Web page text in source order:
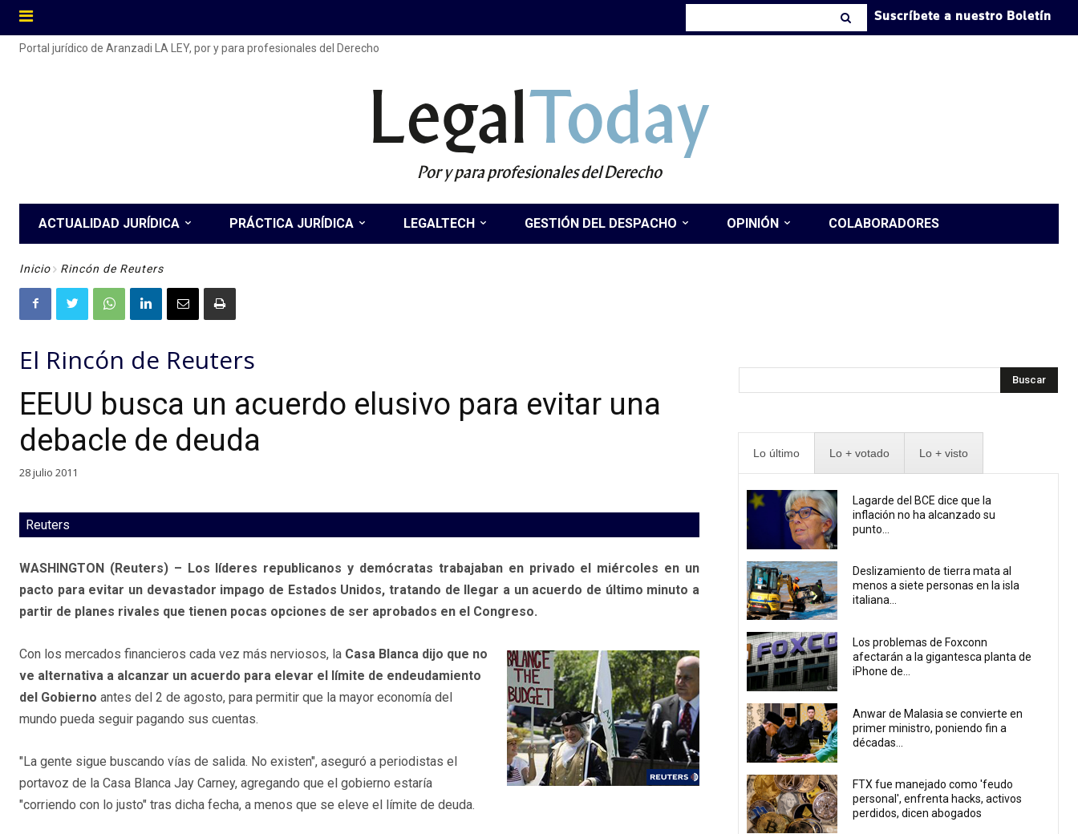
Suscríbete a nuestro Boletín
Portal jurídico de Aranzadi LA LEY, por y para profesionales del Derecho
LegalToday
Por y para profesionales del Derecho
ACTUALIDAD JURÍDICA PRÁCTICA JURÍDICA LEGALTECH GESTIÓN DEL DESPACHO OPINIÓN COLABORADORES
Inicio Rincón de Reuters
El Rincón de Reuters
EEUU busca un acuerdo elusivo para evitar una
debacle de deuda
28 julio 2011
Reuters
WASHINGTON (Reuters) – Los líderes republicanos y demócratas trabajaban en privado el miércoles en un
pacto para evitar un devastador impago de Estados Unidos, tratando de llegar a un acuerdo de último minuto a
partir de planes rivales que tienen pocas opciones de ser aprobados en el Congreso.
Con los mercados financieros cada vez más nerviosos, la Casa Blanca dijo que no
ve alternativa a alcanzar un acuerdo para elevar el límite de endeudamiento
del Gobierno antes del 2 de agosto, para permitir que la mayor economía del
mundo pueda seguir pagando sus cuentas.
"La gente sigue buscando vías de salida. No existen", aseguró a periodistas el
portavoz de la Casa Blanca Jay Carney, agregando que el gobierno estaría
"corriendo con lo justo" tras dicha fecha, a menos que se eleve el límite de deuda.
Buscar
Lo último Lo + votado Lo + visto
Lagarde del BCE dice que la
inflación no ha alcanzado su
punto...
Deslizamiento de tierra mata al
menos a siete personas en la isla
italiana...
Los problemas de Foxconn
afectarán a la gigantesca planta de
iPhone de...
Anwar de Malasia se convierte en
primer ministro, poniendo fin a
décadas...
FTX fue manejado como 'feudo
personal', enfrenta hacks, activos
perdidos, dicen abogados